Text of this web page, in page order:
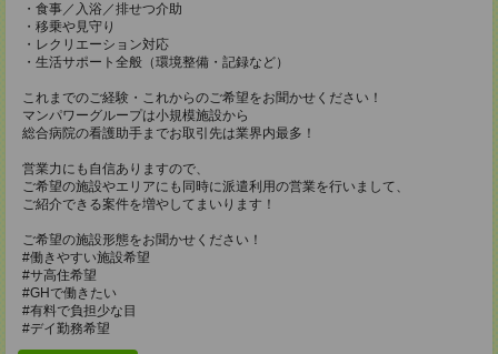
・食事／入浴／排せつ介助
・移乗や見守り
・レクリエーション対応
・生活サポート全般（環境整備・記録など）
これまでのご経験・これからのご希望をお聞かせください！
マンパワーグループは小規模施設から
総合病院の看護助手までお取引先は業界内最多！
営業力にも自信ありますので、
ご希望の施設やエリアにも同時に派遣利用の営業を行いまして、
ご紹介できる案件を増やしてまいります！
ご希望の施設形態をお聞かせください！
#働きやすい施設希望
#サ高住希望
#GHで働きたい
#有料で負担少な目
#デイ勤務希望